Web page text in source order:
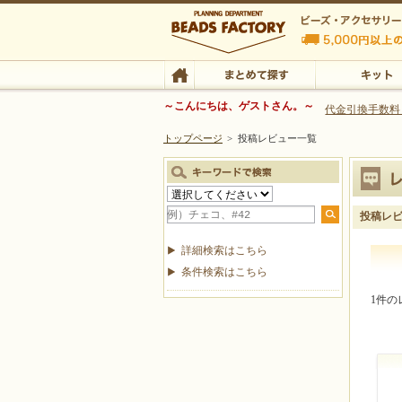
ビーズファクトリー ビーズ・パーツ・金具など
ビーズ・アクセサ
ビーズ・アクセサリーの専門店 ビーズファクト
TOP まとめて探す
～こんにちは、ゲストさん。～ 代金引換手数
トップページ > 投稿レビュー一覧
投稿レ
1件の
詳細検索はこちら
条件検索はこちら